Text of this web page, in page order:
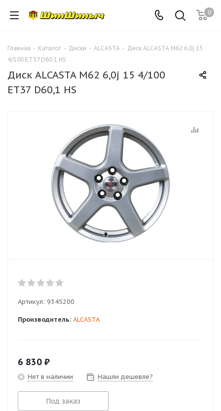
0
Главная - Каталог - Диски - ALCASTA - Диск ALCASTA M62 6,0j 15
4/100 ET37 D60,1 HS
Диск ALCASTA M62 6,0j 15 4/100
ET37 D60,1 HS
Артикул: 9345200
Производитель: ALCASTA
6 830 ₽
Нет в наличии Нашли дешевле?
Под заказ